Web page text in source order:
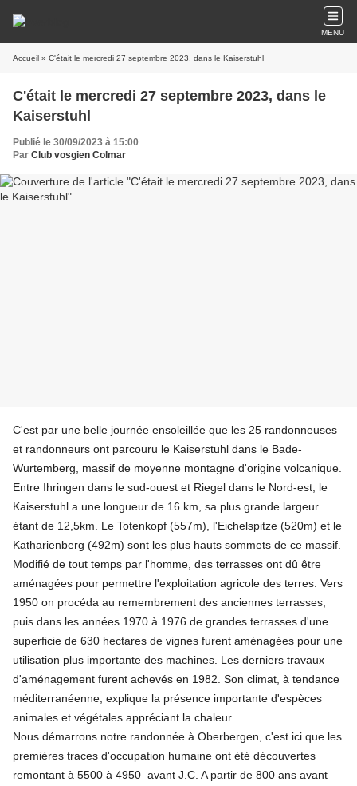
MENU
Accueil » C'était le mercredi 27 septembre 2023, dans le Kaiserstuhl
C'était le mercredi 27 septembre 2023, dans le
Kaiserstuhl
Publié le 30/09/2023 à 15:00
Par Club vosgien Colmar
C'est par une belle journée ensoleillée que les 25 randonneuses
et randonneurs ont parcouru le Kaiserstuhl dans le Bade-
Wurtemberg, massif de moyenne montagne d'origine volcanique.
Entre Ihringen dans le sud-ouest et Riegel dans le Nord-est, le
Kaiserstuhl a une longueur de 16 km, sa plus grande largeur
étant de 12,5km. Le Totenkopf (557m), l'Eichelspitze (520m) et le
Katharienberg (492m) sont les plus hauts sommets de ce massif.
Modifié de tout temps par l'homme, des terrasses ont dû être
aménagées pour permettre l'exploitation agricole des terres. Vers
1950 on procéda au remembrement des anciennes terrasses,
puis dans les années 1970 à 1976 de grandes terrasses d'une
superficie de 630 hectares de vignes furent aménagées pour une
utilisation plus importante des machines. Les derniers travaux
d'aménagement furent achevés en 1982. Son climat, à tendance
méditerranéenne, explique la présence importante d'espèces
animales et végétales appréciant la chaleur.
Nous démarrons notre randonnée à Oberbergen, c'est ici que les
premières traces d'occupation humaine ont été découvertes
remontant à 5500 à 4950 avant J.C. A partir de 800 ans avant